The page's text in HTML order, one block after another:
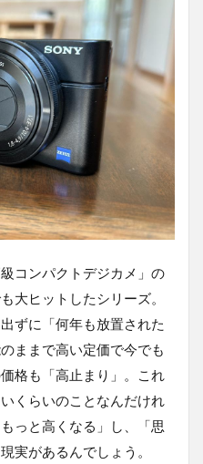
コンパクトデジカメ」の
大ヒットしたシリーズ。
ずに「何年も放置された
ままで高い定価で今でも
格も「高止まり」。これ
くらいのことなんだけれ
っと高くなる」し、「思
実があるんでしょう。